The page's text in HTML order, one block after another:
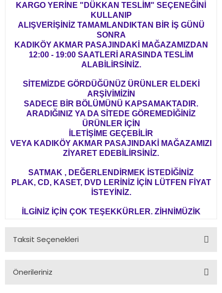
KARGO YERİNE "DÜKKAN TESLİM" SEÇENEĞİNİ
KULLANIP
ALIŞVERİŞİNİZ TAMAMLANDIKTAN BİR İŞ GÜNÜ
SONRA
KADIKÖY AKMAR PASAJINDAKİ MAĞAZAMIZDAN
12:00 - 19:00 SAATLERİ ARASINDA TESLİM
ALABİLİRSİNİZ.
SİTEMİZDE GÖRDÜĞÜNÜZ ÜRÜNLER ELDEKİ
ARŞİVİMİZİN
SADECE BİR BÖLÜMÜNÜ KAPSAMAKTADIR.
ARADIĞINIZ YA DA SİTEDE GÖREMEDİĞİNİZ
ÜRÜNLER İÇİN
İLETİŞİME GEÇEBİLİR
VEYA KADIKÖY AKMAR PASAJINDAKİ MAĞAZAMIZI
ZİYARET EDEBİLİRSİNİZ.
SATMAK , DEĞERLENDİRMEK İSTEDİĞİNİZ
PLAK, CD, KASET, DVD LERİNİZ İÇİN LÜTFEN FİYAT
İSTEYİNİZ.
İLGİNİZ İÇİN ÇOK TEŞEKKÜRLER. ZİHNİMÜZİK
Taksit Seçenekleri
Önerileriniz